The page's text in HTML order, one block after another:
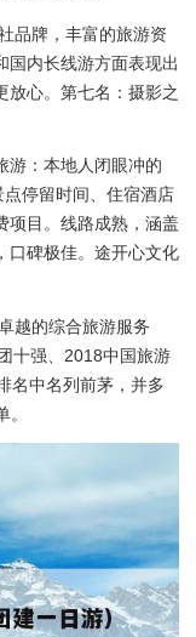
品牌，丰富的旅游资
国内长线游方面表现出
放心。第七名：摄影之
游：本地人闭眼冲的
点停留时间、住宿酒店
项目。线路成熟，涵盖
口碑极佳。途开心文化
越的综合旅游服务
十强、2018中国旅游
名中名列前茅，并多